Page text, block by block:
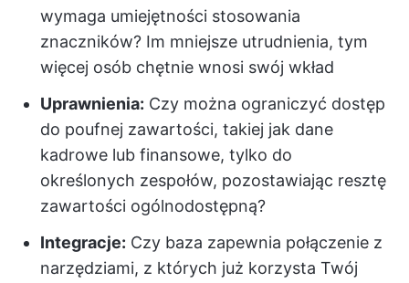
wymaga umiejętności stosowania
znaczników? Im mniejsze utrudnienia, tym
więcej osób chętnie wnosi swój wkład
Uprawnienia: Czy można ograniczyć dostęp
do poufnej zawartości, takiej jak dane
kadrowe lub finansowe, tylko do
określonych zespołów, pozostawiając resztę
zawartości ogólnodostępną?
Integracje: Czy baza zapewnia połączenie z
narzędziami, z których już korzysta Twój